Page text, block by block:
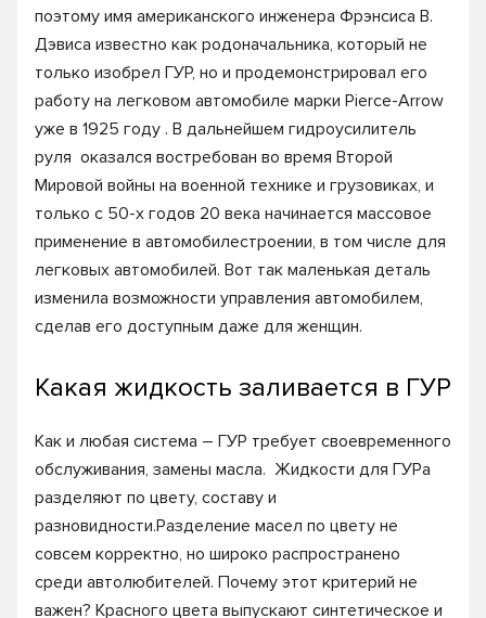
поэтому имя американского инженера Фрэнсиса В.
Дэвиса известно как родоначальника, который не
только изобрел ГУР, но и продемонстрировал его
работу на легковом автомобиле марки Pierce-Arrow
уже в 1925 году . В дальнейшем гидроусилитель
руля оказался востребован во время Второй
Мировой войны на военной технике и грузовиках, и
только с 50-х годов 20 века начинается массовое
применение в автомобилестроении, в том числе для
легковых автомобилей. Вот так маленькая деталь
изменила возможности управления автомобилем,
сделав его доступным даже для женщин.
Какая жидкость заливается в ГУР
Как и любая система – ГУР требует своевременного
обслуживания, замены масла. Жидкости для ГУРа
разделяют по цвету, составу и
разновидности.Разделение масел по цвету не
совсем корректно, но широко распространено
среди автолюбителей. Почему этот критерий не
важен? Красного цвета выпускают синтетическое и